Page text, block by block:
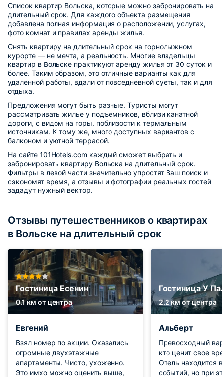
Список квартир Вольска, которые можно забронировать на
длительный срок. Для каждого объекта размещения
добавлена полная информация о расположении, услугах,
фото комнат и правилах аренды жилья.
Снять квартиру на длительный срок на горнолыжном
курорте — не мечта, а реальность. Многие владельцы
квартир в Вольске практикуют аренду жилья от 30 суток и
более. Таким образом, это отличные варианты как для
удаленной работы, вдали от повседневной суеты, так и для
отдыха.
Предложения могут быть разные. Туристы могут
рассматривать жилье у подъемников, вблизи канатной
дороги, с видом на горы, поблизости к термальным
источникам. К тому же, много доступных вариантов с
балконом и уютной террасой.
На сайте 101Hotels.com каждый сможет выбрать и
забронировать квартиру Вольска на длительный срок.
Фильтры в левой части значительно упростят Ваш поиск и
сэкономят время, а отзывы и фотографии реальных гостей
зададут нужный вектор.
Отзывы путешественников о квартирах
в Вольске на длительный срок
Гостиница Есенин
0.1 км от центра
Евгений
Взял номер по акции. Оказались
огромные двухэтажные
апартаменты. Чисто, ухоженно.
Это имхо можно оценить выше,
Гостиница У
2.2 км от центра
Альберт
Превосходный
кто ценит свое
Отель находится
событий, но при